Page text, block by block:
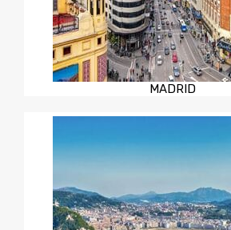
MADRID